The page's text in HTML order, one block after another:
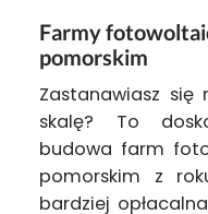
Farmy
pomorskim
Zastanawiasz się
skalę? To
budowa farm
pomorskim z
bardziej